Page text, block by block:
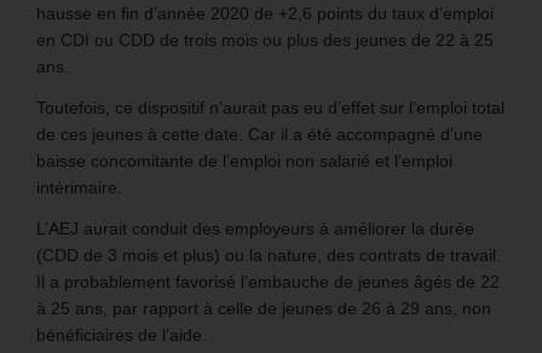
hausse en fin d’année 2020 de +2,6 points du taux d’emploi
en CDI ou CDD de trois mois ou plus des jeunes de 22 à 25
ans.
Toutefois, ce dispositif n’aurait pas eu d’effet sur l’emploi total
de ces jeunes à cette date. Car il a été accompagné d’une
baisse concomitante de l’emploi non salarié et l’emploi
intérimaire.
L’AEJ aurait conduit des employeurs à améliorer la durée
(CDD de 3 mois et plus) ou la nature, des contrats de travail.
Il a probablement favorisé l’embauche de jeunes âgés de 22
à 25 ans, par rapport à celle de jeunes de 26 à 29 ans, non
bénéficiaires de l’aide.